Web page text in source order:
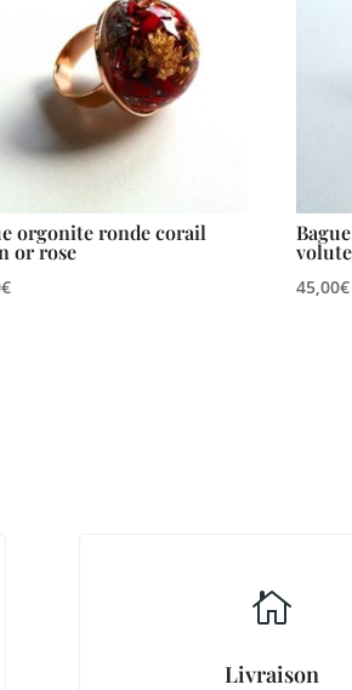
orgonite ronde corail
or rose
€ 45,00€

Livraison